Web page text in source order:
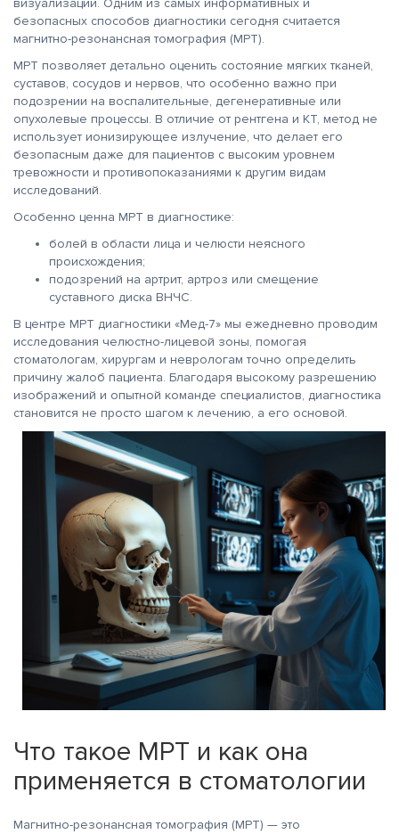
безопасных способов диагностики сегодня считается
магнитно-резонансная томография (МРТ).
МРТ позволяет детально оценить состояние мягких тканей,
суставов, сосудов и нервов, что особенно важно при
подозрении на воспалительные, дегенеративные или
опухолевые процессы. В отличие от рентгена и КТ, метод не
использует ионизирующее излучение, что делает его
безопасным даже для пациентов с высоким уровнем
тревожности и противопоказаниями к другим видам
исследований.
Особенно ценна МРТ в диагностике:
болей в области лица и челюсти неясного
происхождения;
подозрений на артрит, артроз или смещение
суставного диска ВНЧС.
В центре МРТ диагностики «Мед-7» мы ежедневно проводим
исследования челюстно-лицевой зоны, помогая
стоматологам, хирургам и неврологам точно определить
причину жалоб пациента. Благодаря высокому разрешению
изображений и опытной команде специалистов, диагностика
становится не просто шагом к лечению, а его основой.
Что такое МРТ и как она
применяется в стоматологии
Магнитно-резонансная томография (МРТ) — это